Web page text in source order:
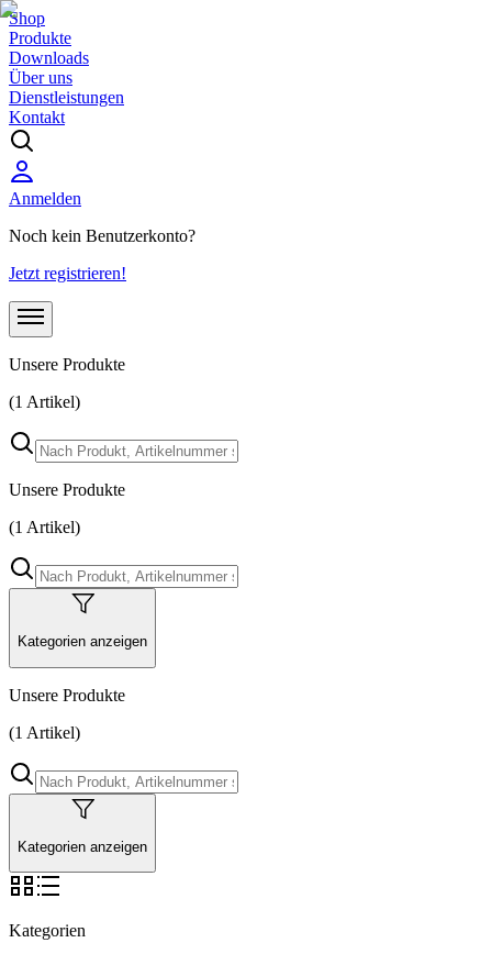
Shop
Produkte
Downloads
Über uns
Dienstleistungen
Kontakt
Anmelden
Noch kein Benutzerkonto?
Jetzt registrieren!
Unsere Produkte
(1 Artikel)
Unsere Produkte
(1 Artikel)
Kategorien anzeigen
Unsere Produkte
(1 Artikel)
Kategorien anzeigen
Kategorien